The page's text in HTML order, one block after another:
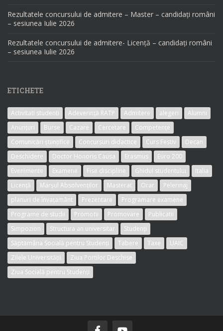
Rezultatele concursului de admitere – Master – candidați români
– sesiunea Iulie 2026
Rezultatele concursului de admitere- Licență – candidați români
– sesiunea Iulie 2026
ETICHETE
Activitati studenti Adeverință RATP Admitere alegeri
Alumni
Anunțuri
Burse Cazare Cercetare
Competențe
Comunicări științifice
Concursuri didactice Curs Festiv
Decan
Deschidere
Doctor Honoris Causa Erasmus
Euro 200
Evenimente
Examene Fise discipline Ghidul studentului
Italia
Licență
Marșul Absolvenților Masterat Orar
Pelerinaj
planuri de învațamânt
Prezentare
Programare examene
Programe de studii
Promotii Promovare
Publicatii
Simpozion
Structura an universitar
Studenți
Săptămâna Socială pentru Studenți
Tabere Taxe
UAIC
Zilele Universității
Ziua Portilor Deschise
Ziua Socială pentru Studenți